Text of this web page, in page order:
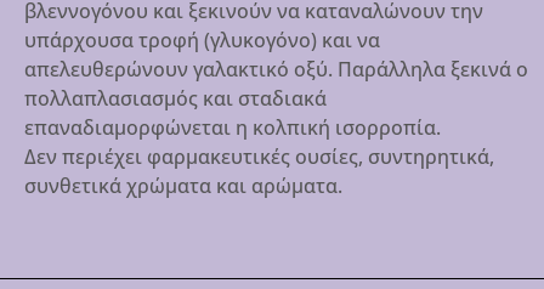
βλεννογόνου και ξεκινούν να καταναλώνουν την
υπάρχουσα τροφή (γλυκογόνο) και να
απελευθερώνουν γαλακτικό οξύ. Παράλληλα ξεκινά ο
πολλαπλασιασμός και σταδιακά
επαναδιαμορφώνεται η κολπική ισορροπία.
Δεν περιέχει φαρμακευτικές ουσίες, συντηρητικά,
συνθετικά χρώματα και αρώματα.